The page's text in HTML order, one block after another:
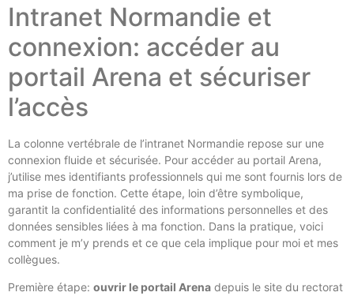
Intranet Normandie et
connexion: accéder au
portail Arena et sécuriser
l’accès
La colonne vertébrale de l’intranet Normandie repose sur une
connexion fluide et sécurisée. Pour accéder au portail Arena,
j’utilise mes identifiants professionnels qui me sont fournis lors de
ma prise de fonction. Cette étape, loin d’être symbolique,
garantit la confidentialité des informations personnelles et des
données sensibles liées à ma fonction. Dans la pratique, voici
comment je m’y prends et ce que cela implique pour moi et mes
collègues.
Première étape: ouvrir le portail Arena depuis le site du rectorat